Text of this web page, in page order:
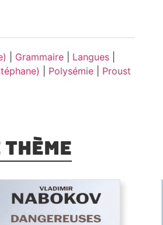
Grammaire| Langues|
Polysémie| Proust
thème
traductions